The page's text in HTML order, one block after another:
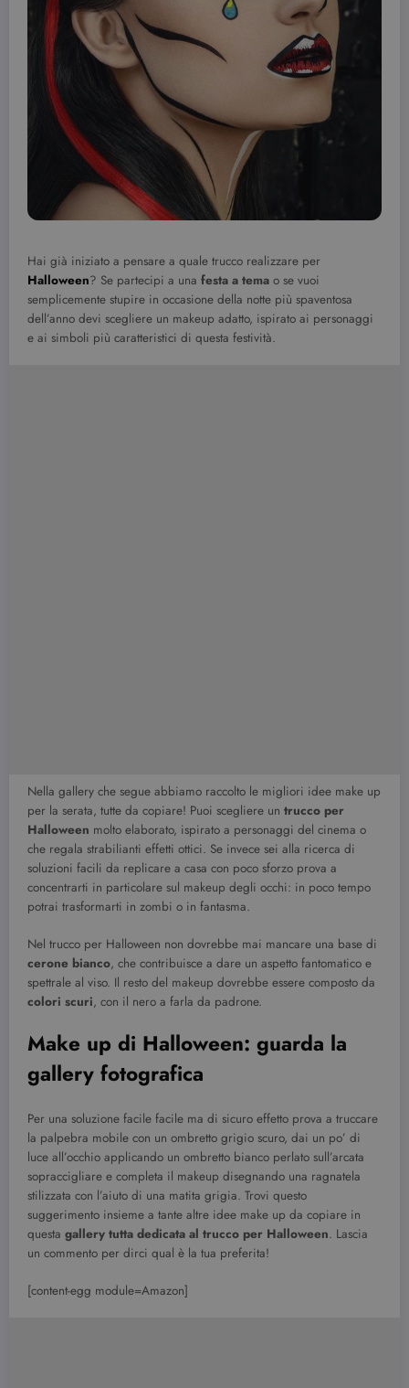
Hai già iniziato a pensare a quale trucco realizzare per
Halloween? Se partecipi a una festa a tema o se vuoi
semplicemente stupire in occasione della notte più spaventosa
dell’anno devi scegliere un makeup adatto, ispirato ai personaggi
e ai simboli più caratteristici di questa festività.
Nella gallery che segue abbiamo raccolto le migliori idee make up
per la serata, tutte da copiare! Puoi scegliere un trucco per
Halloween molto elaborato, ispirato a personaggi del cinema o
che regala strabilianti effetti ottici. Se invece sei alla ricerca di
soluzioni facili da replicare a casa con poco sforzo prova a
concentrarti in particolare sul makeup degli occhi: in poco tempo
potrai trasformarti in zombi o in fantasma.
Nel trucco per Halloween non dovrebbe mai mancare una base di
cerone bianco, che contribuisce a dare un aspetto fantomatico e
spettrale al viso. Il resto del makeup dovrebbe essere composto da
colori scuri, con il nero a farla da padrone.
Make up di Halloween: guarda la
gallery fotografica
Per una soluzione facile facile ma di sicuro effetto prova a truccare
la palpebra mobile con un ombretto grigio scuro, dai un po’ di
luce all’occhio applicando un ombretto bianco perlato sull’arcata
sopraccigliare e completa il makeup disegnando una ragnatela
stilizzata con l’aiuto di una matita grigia. Trovi questo
suggerimento insieme a tante altre idee make up da copiare in
questa gallery tutta dedicata al trucco per Halloween. Lascia
un commento per dirci qual è la tua preferita!
[content-egg module=Amazon]